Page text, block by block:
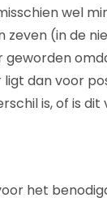
wel
(in de
geworden
dan voor
is, of is
het